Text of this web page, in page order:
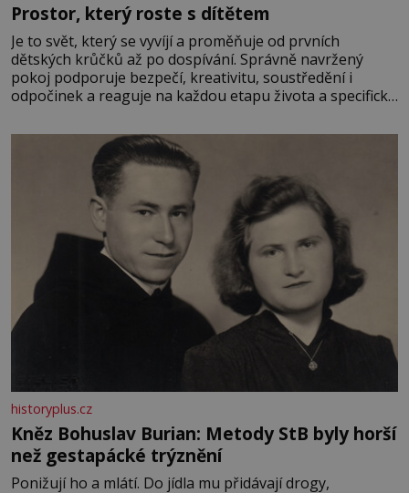
Prostor, který roste s dítětem
Je to svět, který se vyvíjí a proměňuje od prvních
dětských krůčků až po dospívání. Správně navržený
pokoj podporuje bezpečí, kreativitu, soustředění i
odpočinek a reaguje na každou etapu života a specifické
měkkost a bezpečí, proto by pokoj miminka měl působit
především klidně a útulně. Předškolní věk je
historyplus.cz
Kněz Bohuslav Burian: Metody StB byly horší
než gestapácké trýznění
Ponižují ho a mlátí. Do jídla mu přidávají drogy,